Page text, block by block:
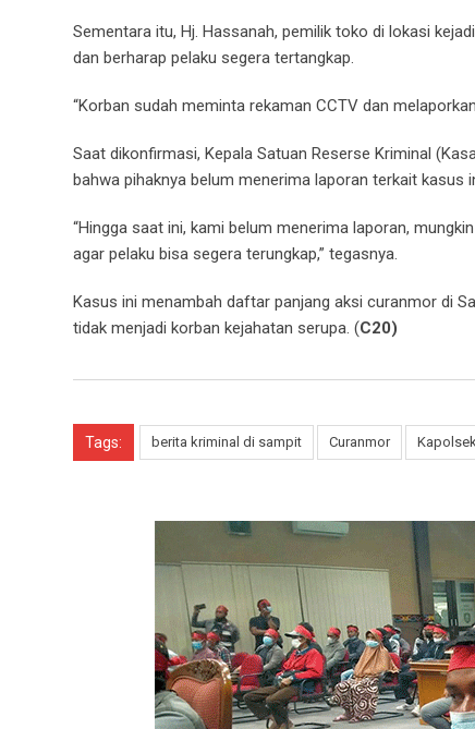
Sementara itu, Hj. Hassanah, pemilik toko di lokasi
dan berharap pelaku segera tertangkap.
“Korban sudah meminta rekaman CCTV dan
Saat dikonfirmasi, Kepala Satuan Reserse Kriminal
bahwa pihaknya belum menerima laporan terkait kasus
“Hingga saat ini, kami belum menerima laporan,
agar pelaku bisa segera terungkap,” tegasnya.
Kasus ini menambah daftar panjang aksi curanmor di
tidak menjadi korban kejahatan serupa. (C20)
Tags: berita kriminal di sampit Curanmor